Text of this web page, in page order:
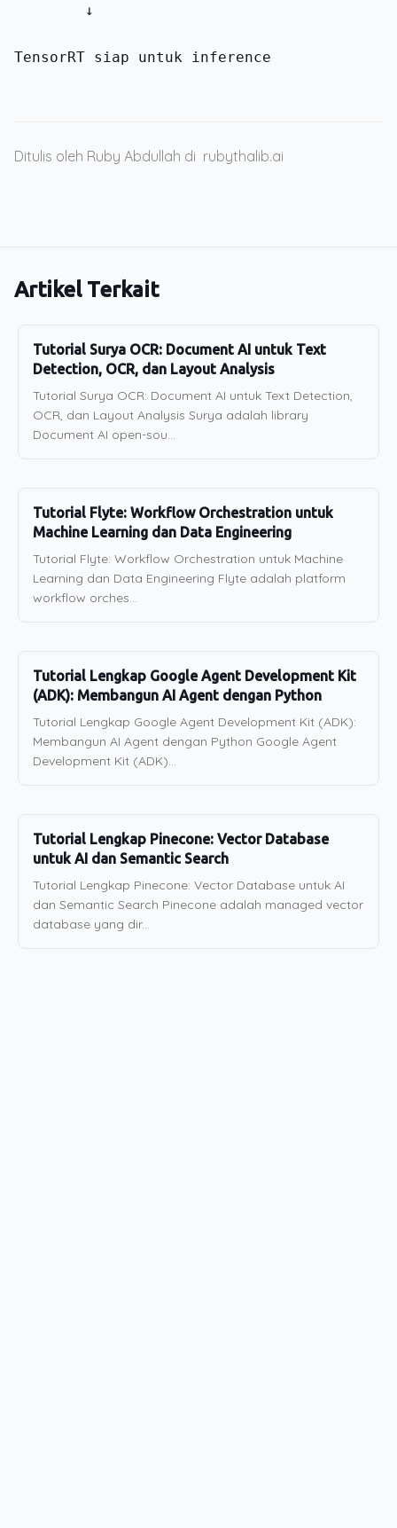
        ↓
TensorRT siap untuk inference
Ditulis oleh Ruby Abdullah di rubythalib.ai
Artikel Terkait
Tutorial Surya OCR: Document AI untuk Text
Detection, OCR, dan Layout Analysis
Tutorial Surya OCR: Document AI untuk Text Detection,
OCR, dan Layout Analysis Surya adalah library
Document AI open-sou...
Tutorial Flyte: Workflow Orchestration untuk
Machine Learning dan Data Engineering
Tutorial Flyte: Workflow Orchestration untuk Machine
Learning dan Data Engineering Flyte adalah platform
workflow orches...
Tutorial Lengkap Google Agent Development Kit
(ADK): Membangun AI Agent dengan Python
Tutorial Lengkap Google Agent Development Kit (ADK):
Membangun AI Agent dengan Python Google Agent
Development Kit (ADK)...
Tutorial Lengkap Pinecone: Vector Database
untuk AI dan Semantic Search
Tutorial Lengkap Pinecone: Vector Database untuk AI
dan Semantic Search Pinecone adalah managed vector
database yang dir...